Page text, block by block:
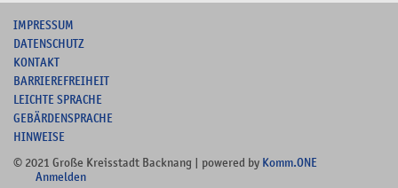
IMPRESSUM
DATENSCHUTZ
KONTAKT
BARRIEREFREIHEIT
LEICHTE SPRACHE
GEBÄRDENSPRACHE
HINWEISE
© 2021 Große Kreisstadt Backnang | powered by Komm.ONE
Anmelden